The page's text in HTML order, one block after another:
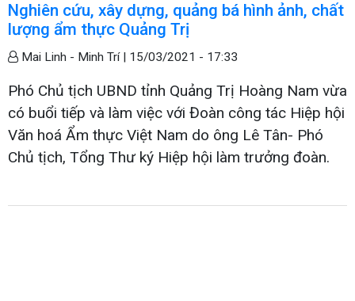
Nghiên cứu, xây dựng, quảng bá hình ảnh, chất
lượng ẩm thực Quảng Trị
Mai Linh - Minh Trí | 15/03/2021 - 17:33
Phó Chủ tịch UBND tỉnh Quảng Trị Hoàng Nam vừa
có buổi tiếp và làm việc với Đoàn công tác Hiệp hội
Văn hoá Ẩm thực Việt Nam do ông Lê Tân- Phó
Chủ tịch, Tổng Thư ký Hiệp hội làm trưởng đoàn.